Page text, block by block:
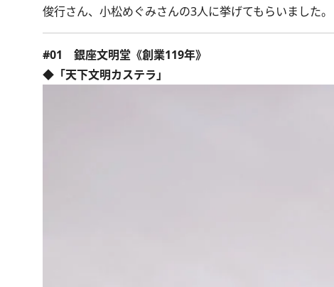
俊行さん、小松めぐみさんの3人に挙げてもらいました。
#01 銀座文明堂《創業119年》
◆「天下文明カステラ」